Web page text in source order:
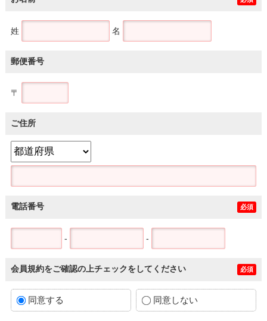
姓 名
郵便番号
〒
ご住所
電話番号 必須
- -
会員規約をご確認の上チェックをしてください 必須
同意する 同意しない